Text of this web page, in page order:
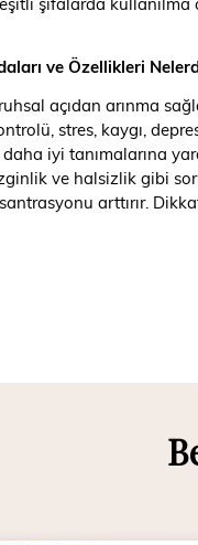
ve Özellikleri
açıdan arınma
stres, kaygı,
iyi tanımalarına
ve halsizlik gibi
arttırır.